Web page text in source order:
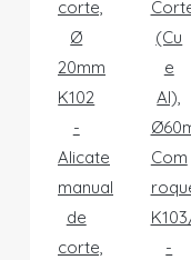
K102
-
Alicate
manual
de
corte,
-